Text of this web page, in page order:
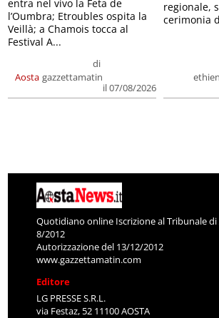
Aosta
di
gazzettamatin
il 07/08/2026
entra nel vivo la Feta de
l’Oumbra; Etroubles ospita la
Veillà; a Chamois tocca al
Festival A...
regionale,
cerimonia
Quotidiano online Iscrizione al Tribunale di
8/2012
Autorizzazione del 13/12/2012
www.gazzettamatin.com
Editore
LG PRESSE S.R.L.
via Festaz, 52 11100 AOSTA